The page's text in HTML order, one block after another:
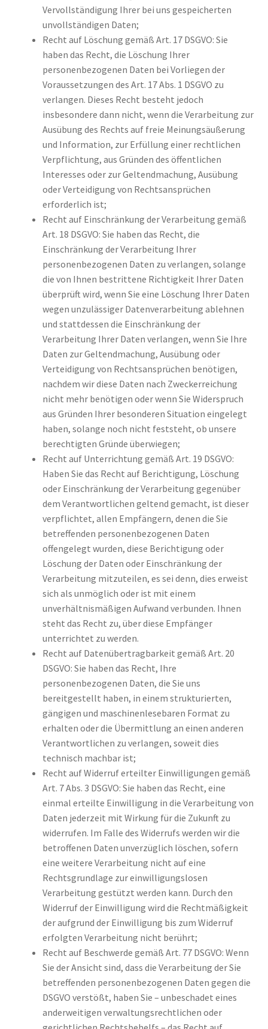
Vervollständigung Ihrer bei uns gespeicherten
unvollständigen Daten;
Recht auf Löschung gemäß Art. 17 DSGVO: Sie
haben das Recht, die Löschung Ihrer
personenbezogenen Daten bei Vorliegen der
Voraussetzungen des Art. 17 Abs. 1 DSGVO zu
verlangen. Dieses Recht besteht jedoch
insbesondere dann nicht, wenn die Verarbeitung zur
Ausübung des Rechts auf freie Meinungsäußerung
und Information, zur Erfüllung einer rechtlichen
Verpflichtung, aus Gründen des öffentlichen
Interesses oder zur Geltendmachung, Ausübung
oder Verteidigung von Rechtsansprüchen
erforderlich ist;
Recht auf Einschränkung der Verarbeitung gemäß
Art. 18 DSGVO: Sie haben das Recht, die
Einschränkung der Verarbeitung Ihrer
personenbezogenen Daten zu verlangen, solange
die von Ihnen bestrittene Richtigkeit Ihrer Daten
überprüft wird, wenn Sie eine Löschung Ihrer Daten
wegen unzulässiger Datenverarbeitung ablehnen
und stattdessen die Einschränkung der
Verarbeitung Ihrer Daten verlangen, wenn Sie Ihre
Daten zur Geltendmachung, Ausübung oder
Verteidigung von Rechtsansprüchen benötigen,
nachdem wir diese Daten nach Zweckerreichung
nicht mehr benötigen oder wenn Sie Widerspruch
aus Gründen Ihrer besonderen Situation eingelegt
haben, solange noch nicht feststeht, ob unsere
berechtigten Gründe überwiegen;
Recht auf Unterrichtung gemäß Art. 19 DSGVO:
Haben Sie das Recht auf Berichtigung, Löschung
oder Einschränkung der Verarbeitung gegenüber
dem Verantwortlichen geltend gemacht, ist dieser
verpflichtet, allen Empfängern, denen die Sie
betreffenden personenbezogenen Daten
offengelegt wurden, diese Berichtigung oder
Löschung der Daten oder Einschränkung der
Verarbeitung mitzuteilen, es sei denn, dies erweist
sich als unmöglich oder ist mit einem
unverhältnismäßigen Aufwand verbunden. Ihnen
steht das Recht zu, über diese Empfänger
unterrichtet zu werden.
Recht auf Datenübertragbarkeit gemäß Art. 20
DSGVO: Sie haben das Recht, Ihre
personenbezogenen Daten, die Sie uns
bereitgestellt haben, in einem strukturierten,
gängigen und maschinenlesebaren Format zu
erhalten oder die Übermittlung an einen anderen
Verantwortlichen zu verlangen, soweit dies
technisch machbar ist;
Recht auf Widerruf erteilter Einwilligungen gemäß
Art. 7 Abs. 3 DSGVO: Sie haben das Recht, eine
einmal erteilte Einwilligung in die Verarbeitung von
Daten jederzeit mit Wirkung für die Zukunft zu
widerrufen. Im Falle des Widerrufs werden wir die
betroffenen Daten unverzüglich löschen, sofern
eine weitere Verarbeitung nicht auf eine
Rechtsgrundlage zur einwilligungslosen
Verarbeitung gestützt werden kann. Durch den
Widerruf der Einwilligung wird die Rechtmäßigkeit
der aufgrund der Einwilligung bis zum Widerruf
erfolgten Verarbeitung nicht berührt;
Recht auf Beschwerde gemäß Art. 77 DSGVO: Wenn
Sie der Ansicht sind, dass die Verarbeitung der Sie
betreffenden personenbezogenen Daten gegen die
DSGVO verstößt, haben Sie – unbeschadet eines
anderweitigen verwaltungsrechtlichen oder